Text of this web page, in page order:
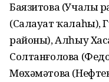
Баязитова (Учалы
(Салауат ҡалаһы),
районы), Алһыу
Солтанғолова
Мөхәмәтова